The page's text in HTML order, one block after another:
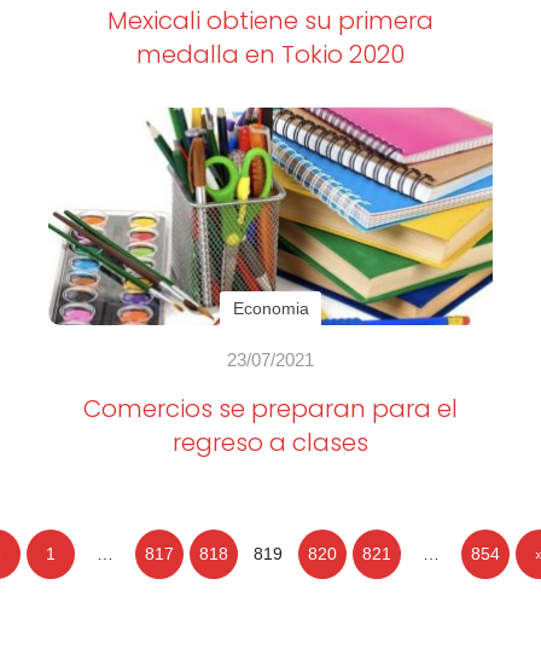
Mexicali obtiene su primera
medalla en Tokio 2020
Economia
23/07/2021
Comercios se preparan para el
regreso a clases
1 … 817 818 819 820 821 … 854